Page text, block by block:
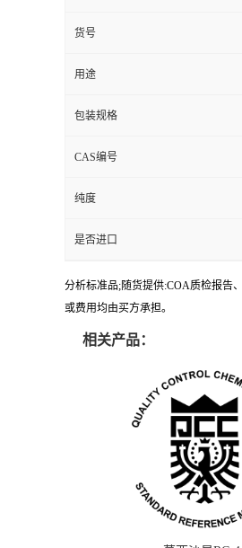
货号
用途
包装规格
CAS编号
纯度
是否进口
分析标准品;随货提供:COA质检报告
或费用均由买方承担。
相关产品：